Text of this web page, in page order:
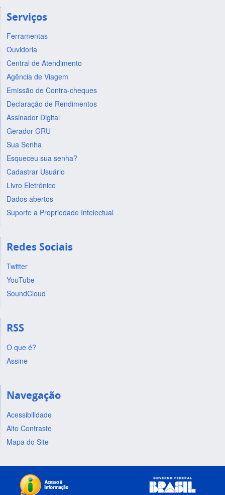
Serviços
Ferramentas
Ouvidoria
Central de Atendimento
Agência de Viagem
Emissão de Contra-cheques
Declaração de Rendimentos
Assinador Digital
Gerador GRU
Sua Senha
Esqueceu sua senha?
Cadastrar Usuário
Livro Eletrônico
Dados abertos
Suporte a Propriedade Intelectual
Redes Sociais
Twitter
YouTube
SoundCloud
RSS
O que é?
Assine
Navegação
Acessibilidade
Alto Contraste
Mapa do Site